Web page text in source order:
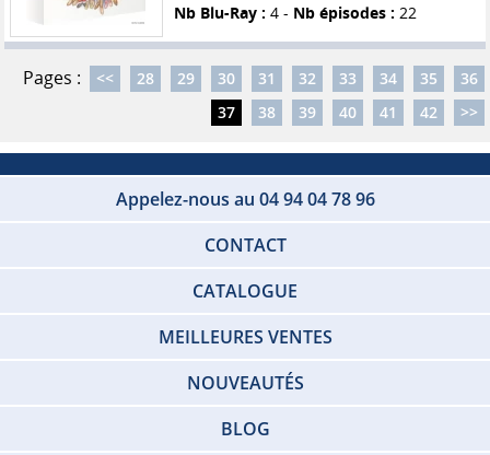
Nb Blu-Ray : 4 - Nb épisodes : 22
Pages : << 28 29 30 31 32 33 34 35
36
37
38 39 40 41 42 >>
Appelez-nous au 04 94 04 78 96
CONTACT
CATALOGUE
MEILLEURES VENTES
NOUVEAUTÉS
BLOG